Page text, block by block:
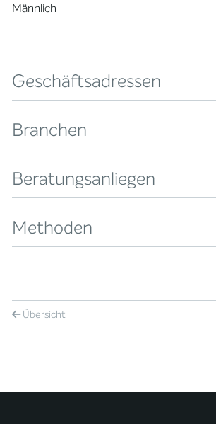
Männlich
Geschäftsadressen
Branchen
Beratungsanliegen
Methoden
Übersicht